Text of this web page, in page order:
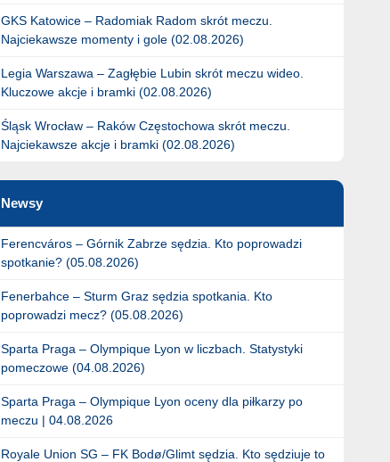
GKS Katowice – Radomiak Radom skrót meczu.
Najciekawsze momenty i gole (02.08.2026)
Legia Warszawa – Zagłębie Lubin skrót meczu wideo.
Kluczowe akcje i bramki (02.08.2026)
Śląsk Wrocław – Raków Częstochowa skrót meczu.
Najciekawsze akcje i bramki (02.08.2026)
Newsy
Ferencváros – Górnik Zabrze sędzia. Kto poprowadzi
spotkanie? (05.08.2026)
Fenerbahce – Sturm Graz sędzia spotkania. Kto
poprowadzi mecz? (05.08.2026)
Sparta Praga – Olympique Lyon w liczbach. Statystyki
pomeczowe (04.08.2026)
Sparta Praga – Olympique Lyon oceny dla piłkarzy po
meczu | 04.08.2026
Royale Union SG – FK Bodø/Glimt sędzia. Kto sędziuje to